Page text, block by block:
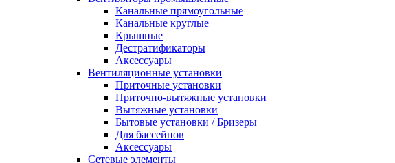
Канальные прямоугольные
Канальные круглые
Крышные
Дестратификаторы
Аксессуары
Вентиляционные установки
Приточные установки
Приточно-вытяжные установки
Вытяжные установки
Бытовые установки / Бризеры
Для бассейнов
Аксессуары
Сетевые элементы